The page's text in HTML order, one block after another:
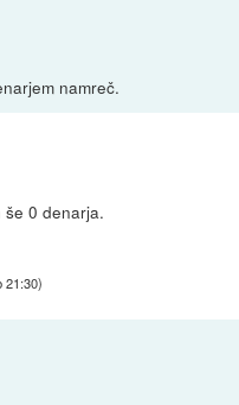
namreč.
še 0 denarja.
21:30)